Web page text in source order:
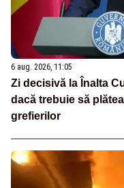
6 aug. 2026, 11:05
Zi decisivă la Înalta
dacă trebuie să
grefierilor